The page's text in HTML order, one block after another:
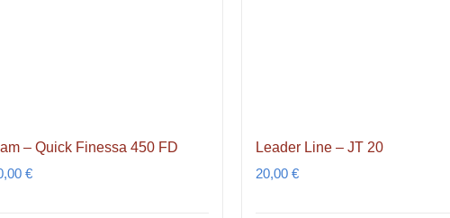
– Quick Finessa 450 FD
€
Leader Line – JT 20
20,00 €